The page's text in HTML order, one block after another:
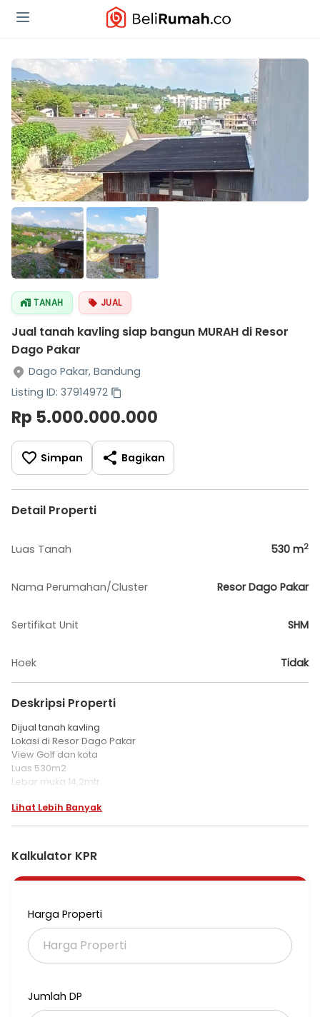
TANAH JUAL
Jual tanah kavling siap bangun MURAH di Resor
Dago Pakar
Dago Pakar, Bandung
Listing ID: 37914972
Rp 5.000.000.000
Simpan Bagikan
Detail Properti
Luas Tanah 530 m2
Nama Perumahan/Cluster Resor Dago Pakar
Sertifikat Unit SHM
Hoek Tidak
Deskripsi Properti
Dijual tanah kavling
Lokasi di Resor Dago Pakar
View Golf dan kota
Luas 530m2
Lebar muka 14,2mtr
Sudah ada IMB Lb 310 ( 2 lantai )
Sudah ada design arsitek ternama
Harga Rp. 5 Miliar nego
Lihat Lebih Banyak
Kalkulator KPR
Harga Properti
Jumlah DP